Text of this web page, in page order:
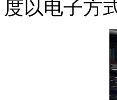
度以电子方